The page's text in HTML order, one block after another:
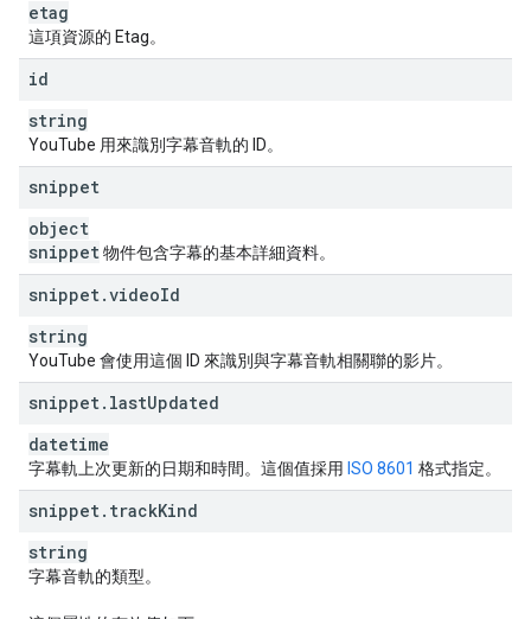
etag
這項資源的 Etag。
id
string
YouTube 用來識別字幕音軌的 ID。
snippet
object
snippet物件包含字幕的基本詳細資料。
snippet.videoId
string
YouTube 會使用這個 ID 來識別與字幕音軌相關聯的影片。
snippet. lastUpdated
datetime
字幕軌上次更新的日期和時間。這個值採用 ISO 8601 格式指定。
snippet. trackKind
string
字幕音軌的類型。